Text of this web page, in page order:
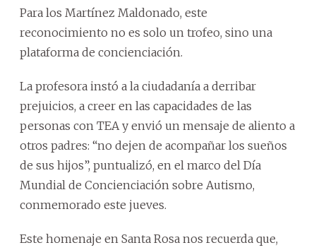
Para los Martínez Maldonado, este
reconocimiento no es solo un trofeo, sino una
plataforma de concienciación.
La profesora instó a la ciudadanía a derribar
prejuicios, a creer en las capacidades de las
personas con TEA y envió un mensaje de aliento a
otros padres: “no dejen de acompañar los sueños
de sus hijos”, puntualizó, en el marco del Día
Mundial de Concienciación sobre Autismo,
conmemorado este jueves.
Este homenaje en Santa Rosa nos recuerda que,